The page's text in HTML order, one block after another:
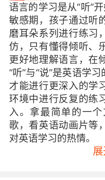
语言的学习是从“听”
敏感期，孩子通过听
磨耳朵系列进行练习
仿，只有懂得倾听、
更好地理解语言，在
“听”与“说”是英语学
才能进行更深入的学
环境中进行反复的练
入。拿最简单的一
歌，看英语动画片等
对英语学习的热情。